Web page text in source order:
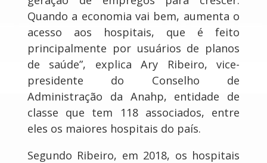
Quando a economia vai bem, aumenta o
acesso aos hospitais, que é feito
principalmente por usuários de planos
de saúde”, explica Ary Ribeiro, vice-
presidente do Conselho de
Administração da Anahp, entidade de
classe que tem 118 associados, entre
eles os maiores hospitais do país.
Segundo Ribeiro, em 2018, os hospitais